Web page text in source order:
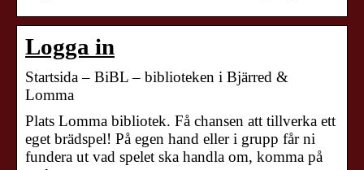
Logga in
Startsida – BiBL – biblioteken i Bjärred &
Lomma
Plats Lomma bibliotek. Få chansen att tillverka ett
eget brädspel! På egen hand eller i grupp får ni
fundera ut vad spelet ska handla om, komma på